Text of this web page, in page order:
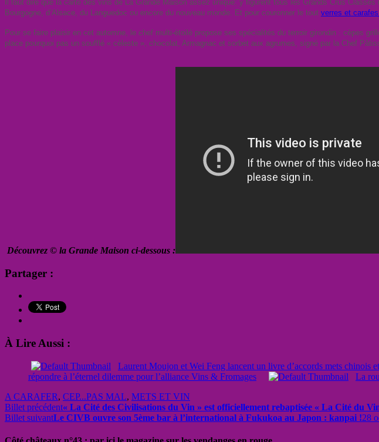
Il faut dire que l a carte des vins de La Grande Maison assez unique: y figurent tous les Grands Crus
Bourgogne, d’Alsace, du Languedoc ou encore du nouveau monde. Et pour couronner le tout verres et
Pour se faire plaisir en cet automne, le chef multi-étoilé propose ses spécialités du terroir girondin : cèpes
place pourquoi pas un soufflé « céleste », chocolat, Armagnac et sorbet aux agrumes, signé par la Chef
Découvrez © la Grande Maison ci-dessous :
Partager :
À Lire Aussi :
Laurent Moujon et Wei Feng lancent un livre d’accords mets chinois
répondre à l’éternel dilemme pour l’alliance Vins & Fromages
La
A CARAFER, CEP...PAS MAL, METS ET VIN
Billet précédent« La Cité des Civilisations du Vin » est officiellement rebaptisée « La Cité du
Billet suivantLe CIVB ouvre son 5ème bar à l’international à Fukukoa au Japon : kanpai !28